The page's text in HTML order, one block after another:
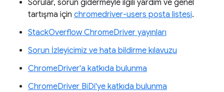
Sorular, sorun gidermeyle ilgili yardım ve genel
tartışma için chromedriver-users posta listesi.
StackOverflow ChromeDriver yayınları
Sorun İzleyicimiz ve hata bildirme kılavuzu
ChromeDriver'a katkıda bulunma
ChromeDriver BiDi'ye katkıda bulunma